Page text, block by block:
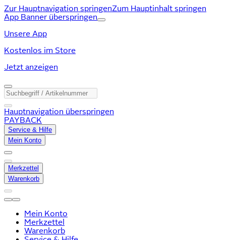
Zur Hauptnavigation springenZum Hauptinhalt springen
App Banner überspringen
Unsere App
Kostenlos im Store
Jetzt anzeigen
Hauptnavigation überspringen
PAYBACK
Service & Hilfe
Mein Konto
Merkzettel
Warenkorb
Mein Konto
Merkzettel
Warenkorb